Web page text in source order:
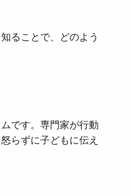
ることで、どのよう
です。専門家が行動
らずに子どもに伝え